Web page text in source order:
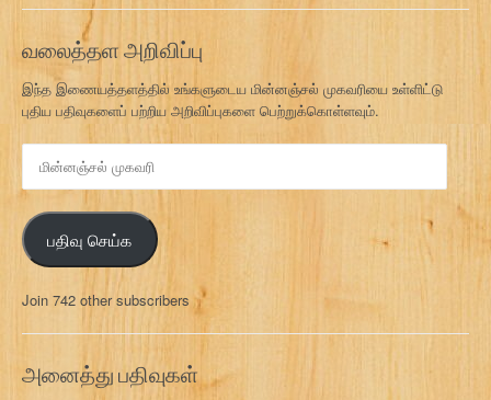
வலைத்தள அறிவிப்பு
இந்த இணையத்தளத்தில் உங்களுடைய மின்னஞ்சல் முகவரியை உள்ளிட்டு
புதிய பதிவுகளைப் பற்றிய அறிவிப்புகளை பெற்றுக்கொள்ளவும்.
ன
ஞ்
ச
ல்
க
வ
பதிவு செய்க
Join 742 other subscribers
அனைத்து பதிவுகள்